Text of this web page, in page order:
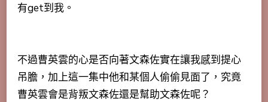
有get到我。
不過曹英雲的心是否向著文森佐實在讓我感到提心
吊膽，加上這一集中他和某個人偷偷見面了，究竟
曹英雲會是背叛文森佐還是幫助文森佐呢？